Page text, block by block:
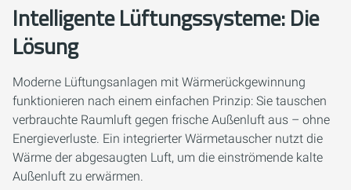
Intelligente Lüftungssysteme: Die
Lösung
Moderne Lüftungsanlagen mit Wärmerückgewinnung
funktionieren nach einem einfachen Prinzip: Sie tauschen
verbrauchte Raumluft gegen frische Außenluft aus – ohne
Energieverluste. Ein integrierter Wärmetauscher nutzt die
Wärme der abgesaugten Luft, um die einströmende kalte
Außenluft zu erwärmen.